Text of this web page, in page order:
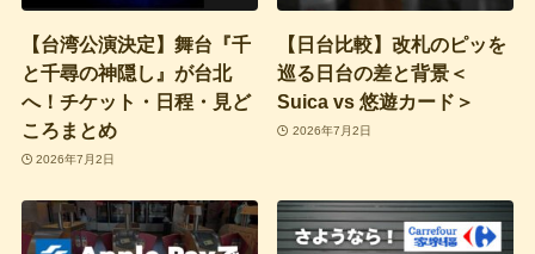
【台湾公演決定】舞台『千
と千尋の神隠し』が台北
へ！チケット・日程・見ど
ころまとめ
2026年7月2日
【日台比較】改札のピッを
巡る日台の差と背景＜
Suica vs 悠遊カード＞
2026年7月2日